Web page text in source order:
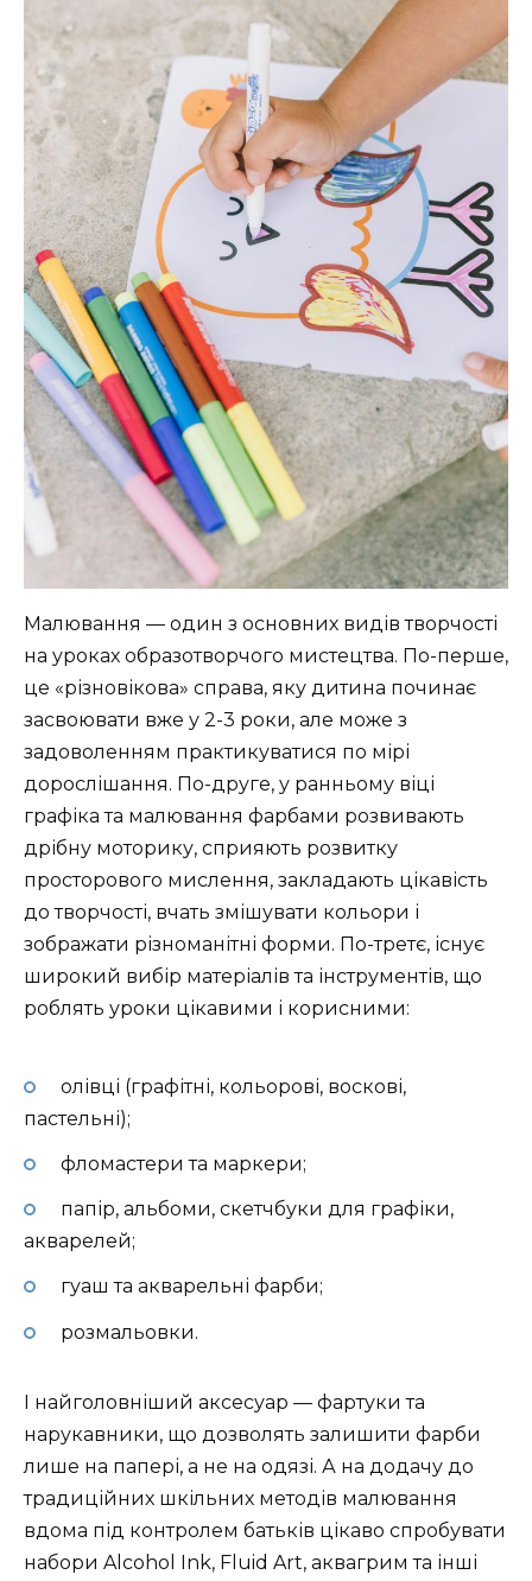
Малювання — один з основних видів творчості
на уроках образотворчого мистецтва. По-перше,
це «різновікова» справа, яку дитина починає
засвоювати вже у 2-3 роки, але може з
задоволенням практикуватися по мірі
дорослішання. По-друге, у ранньому віці
графіка та малювання фарбами розвивають
дрібну моторику, сприяють розвитку
просторового мислення, закладають цікавість
до творчості, вчать змішувати кольори і
зображати різноманітні форми. По-третє, існує
широкий вибір матеріалів та інструментів, що
роблять уроки цікавими і корисними:
олівці (графітні, кольорові, воскові,
пастельні);
фломастери та маркери;
папір, альбоми, скетчбуки для графіки,
акварелей;
гуаш та акварельні фарби;
розмальовки.
І найголовніший аксесуар — фартуки та
нарукавники, що дозволять залишити фарби
лише на папері, а не на одязі. А на додачу до
традиційних шкільних методів малювання
вдома під контролем батьків цікаво спробувати
набори Alcohol Ink, Fluid Art, аквагрим та інші